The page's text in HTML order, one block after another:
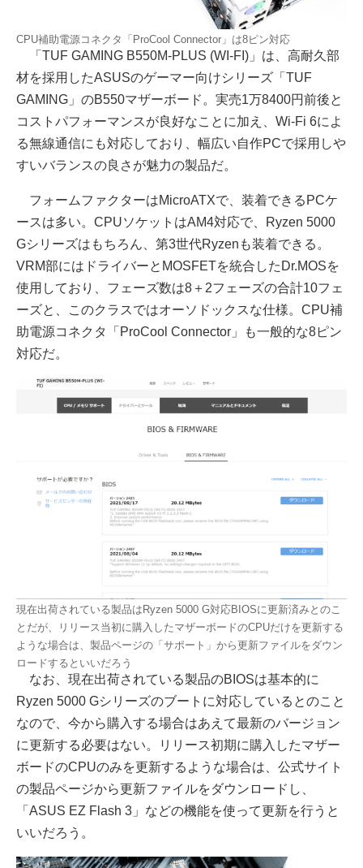
CPU補助電源コネクタ「ProCool Connector」は8ピン対応
「TUF GAMING B550M-PLUS (WI-FI)」は、高耐久部
材を採用したASUSのゲーマー向けシリーズ「TUF
GAMING」のB550マザーボード。実売1万8400円前後と
コストパフォーマンスが良好なことに加え、Wi-Fi 6によ
る無線通信にも対応しており、幅広い自作PCで採用しや
すいバランスの良さが魅力の製品だ。
フォームファクターはMicroATXで、装着できるPCケ
ースは多い。CPUソケットはAM4対応で、Ryzen 5000
Gシリーズはもちろん、第3世代Ryzenも装着できる。
VRM部にはドライバーとMOSFETを統合したDr.MOSを
使用しており、フェーズ数は8＋2フェーズの合計10フェ
ーズと、このクラスではオーソドックスな仕様。CPU補
助電源コネクタ「ProCool Connector」も一般的な8ピン
対応だ。
現在出荷されている製品はRyzen 5000 G対応BIOSに更新済みとのこ
とだが、リリース当初に購入したマザーボードのCPUだけを更新する
ような場合は、製品ページの「サポート」から更新ファイルをダウン
ロードするといいだろう
なお、現在出荷されている製品のBIOSは基本的に
Ryzen 5000 Gシリーズのブートに対応しているとのこと
なので、今から購入する場合はあえて最新のバージョン
に更新する必要はない。リリース初期に購入したマザー
ボードのCPUのみを更新するような場合は、公式サイト
の製品ページから更新ファイルをダウンロードし、
「ASUS EZ Flash 3」などの機能を使って更新を行うと
いいだろう。